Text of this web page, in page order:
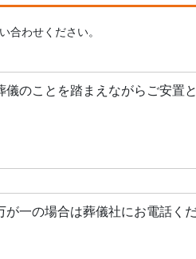
わせください。
儀のことを踏まえながらご安置
が一の場合は葬儀社にお電話く